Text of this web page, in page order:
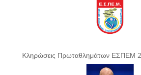
Κληρώσεις Πρωταθλημάτων ΕΣΠΕΜ